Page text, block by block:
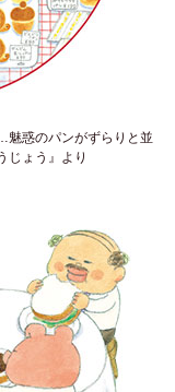
惑のパンがずらりと並
じょう』より